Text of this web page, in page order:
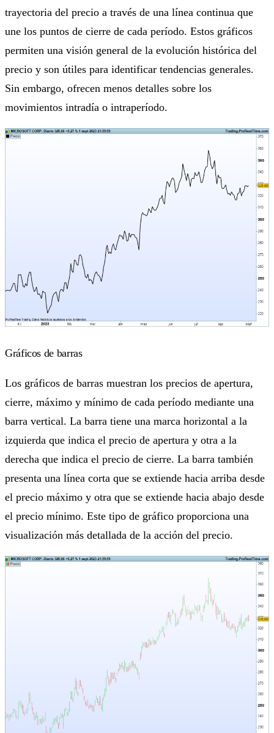
trayectoria del precio a través de una línea continua que
une los puntos de cierre de cada período. Estos gráficos
permiten una visión general de la evolución histórica del
precio y son útiles para identificar tendencias generales.
Sin embargo, ofrecen menos detalles sobre los
movimientos intradía o intraperíodo.
Gráficos de barras
Los gráficos de barras muestran los precios de apertura,
cierre, máximo y mínimo de cada período mediante una
barra vertical. La barra tiene una marca horizontal a la
izquierda que indica el precio de apertura y otra a la
derecha que indica el precio de cierre. La barra también
presenta una línea corta que se extiende hacia arriba desde
el precio máximo y otra que se extiende hacia abajo desde
el precio mínimo. Este tipo de gráfico proporciona una
visualización más detallada de la acción del precio.